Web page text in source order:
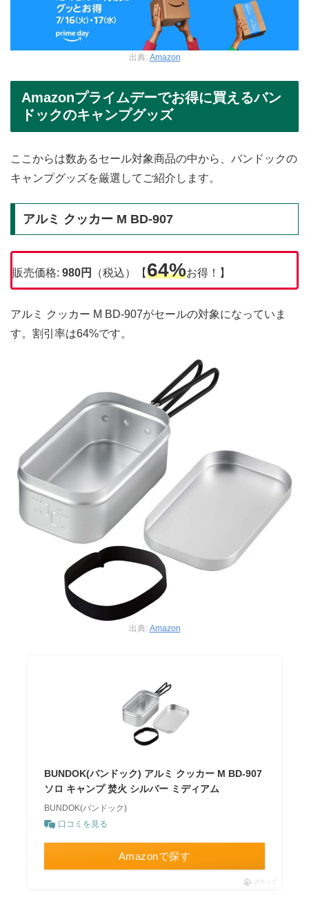
出典: Amazon
Amazonプライムデーでお得に買えるバン
ドックのキャンプグッズ
ここからは数あるセール対象商品の中から、バンドックの
キャンプグッズを厳選してご紹介します。
アルミ クッカー M BD-907
販売価格: 980円 （税込）【64%お得！】
アルミ クッカー M BD-907がセールの対象になっていま
す。割引率は64%です。
出典: Amazon
BUNDOK(バンドック) アルミ クッカー M BD-907
ソロ キャンプ 焚火 シルバー ミディアム
BUNDOK(バンドック)
口コミを見る
Amazonで探す
ポチップ